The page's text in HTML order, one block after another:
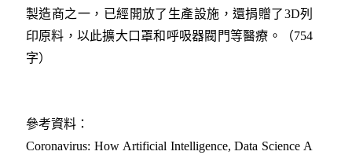
製造商之一，已經開放了生產設施，還捐贈了3D列
印原料，以此擴大口罩和呼吸器閥門等醫療。
（754
字）
參考資料：
Coronavirus: How Artificial Intelligence, Data Science A